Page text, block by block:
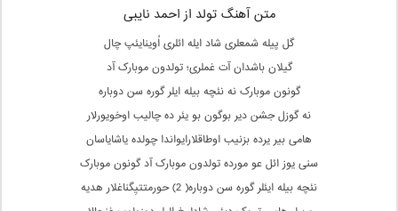
متن آهنگ تولد از احمد نایبی
گل پیله شمعلری شاد ایله ائلری اُوینایئپ چال
گیلان باشدان آت غملری؛ تولدون موبارک آد
گونون موبارک نه نئچه بیله ایلر گوره سن دوباره
نه گوزل جشن دیر بوگون بو یئر ده چالیب اوخویورلار
هامی بیر یرده بزنیب اوطاقلارایواندا چولده یاشایاسان
سنی یوز ائل عو مورده تولدون موبارک آد گونون موبارک
نئچه بیله ایئلر گوره سن دوباره( 2) حورمتتیِگناغلار هدیه